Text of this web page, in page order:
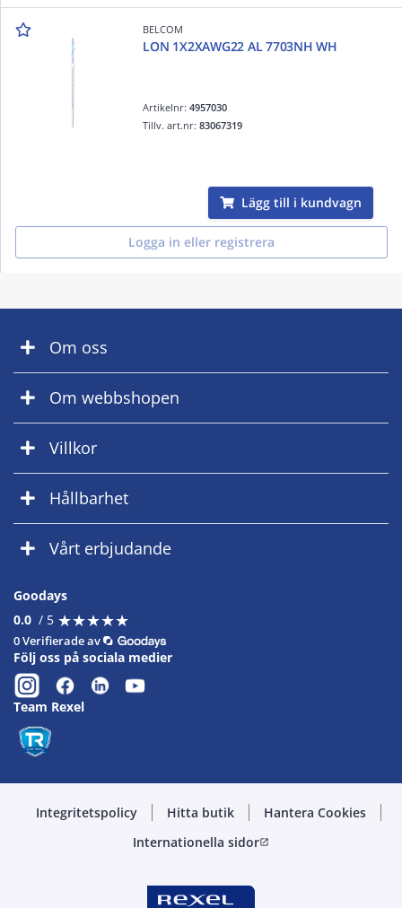
BELCOM
LON 1X2XAWG22 AL 7703NH WH
Artikelnr:4957030
Tillv. art.nr:83067319
Lägg till i kundvagn
Logga in eller registrera
Om oss
Om webbshopen
Villkor
Hållbarhet
Vårt erbjudande
Goodays
0.0 / 5 ★★★★★
★★★★★
0 Verifierade av
Följ oss på sociala medier
Team Rexel
Integritetspolicy Hitta butik
Hantera Cookies
Internationella sidoropen_in_new